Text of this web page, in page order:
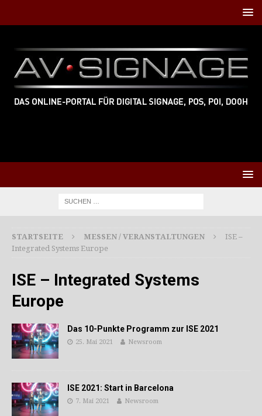
STARTSEITE MESSEN / VERANSTALTUNGEN
ISE –
Integrated Systems Europe
ISE – Integrated Systems
Europe
Das 10-Punkte Programm zur ISE 2021
25. Mai 2021 Newsroom
ISE 2021: Start in Barcelona
7. Mai 2021 Newsroom